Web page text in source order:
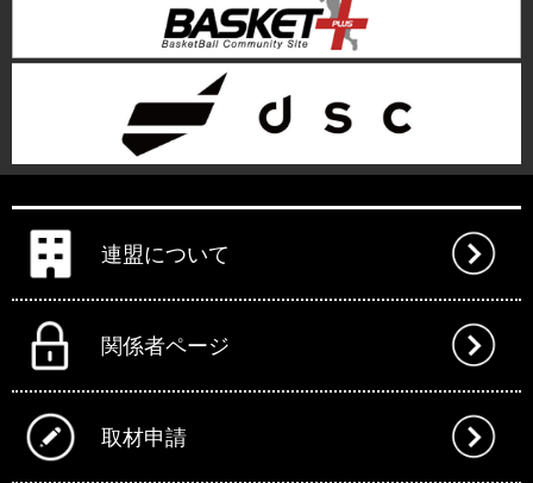
連盟について
関係者ページ
取材申請